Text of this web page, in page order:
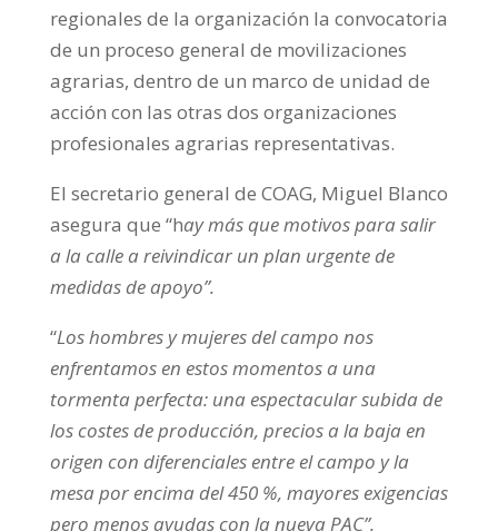
regionales de la organización la convocatoria
de un proceso general de movilizaciones
agrarias, dentro de un marco de unidad de
acción con las otras dos organizaciones
profesionales agrarias representativas.
El secretario general de COAG, Miguel Blanco
asegura que “hay más que motivos para salir
a la calle a reivindicar un plan urgente de
medidas de apoyo”.
“Los hombres y mujeres del campo nos
enfrentamos en estos momentos a una
tormenta perfecta: una espectacular subida de
los costes de producción, precios a la baja en
origen con diferenciales entre el campo y la
mesa por encima del 450 %, mayores exigencias
pero menos ayudas con la nueva PAC”.